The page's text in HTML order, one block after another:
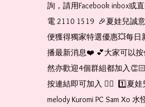
詢，請用Facebook inbox或
電 2110 1519  🎉夏娃兒誠
便獲得獨家特選優惠💥每
播最新消息❤️ 💕大家可以
然亦歡迎4個群組都加入
按連結即可加入 👇🏻  1️⃣夏
melody Kuromi PC Sam Xo